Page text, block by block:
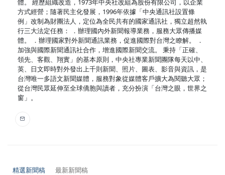
體。 經歷組織改造，1973年中央社改組為股份有限公司，以企業
方式經營；隨著民主化發展，1996年依據「中央通訊社設置條
例」改制為財團法人，定位為全民共有的國家通訊社，獨立超然執
行三大法定任務： ．辦理國內外新聞報導業務，服務大眾傳播媒
體。 ．辦理國家對外新聞通訊業務，促進國際對台灣之瞭解。 ．
加強與國際新聞通訊社合作，增進國際新聞交流。 秉持「正確、
領先、客觀、翔實」的基本原則，中央社專業新聞團隊每天以中、
英、日文即時對外發出上千則新聞、照片、圖表、影音與資訊，是
台灣唯一多語文新聞媒體，服務對象從媒體客戶擴大為閱聽大眾；
從台灣民眾延伸至全球僑胞與讀者，充分扮演「台灣之眼，世界之
窗」。
精選新聞稿 最新新聞稿